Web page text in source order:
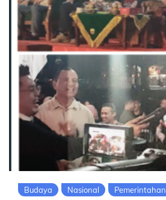
Budaya Nasional Pemerintahan